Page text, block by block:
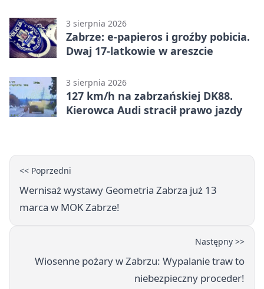
3 sierpnia 2026
Zabrze: e-papieros i groźby pobicia.
Dwaj 17-latkowie w areszcie
3 sierpnia 2026
127 km/h na zabrzańskiej DK88.
Kierowca Audi stracił prawo jazdy
<< Poprzedni
Wernisaż wystawy Geometria Zabrza już 13
marca w MOK Zabrze!
Następny >>
Wiosenne pożary w Zabrzu: Wypalanie traw to
niebezpieczny proceder!